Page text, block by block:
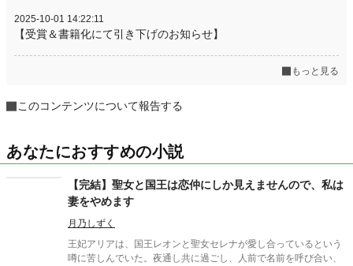
2025-10-01 14:22:11
【受賞＆書籍化にて引き下げのお知らせ】
もっと見る
このコンテンツについて報告する
あなたにおすすめの小説
【完結】聖女と国王は恋仲にしか見えませんので、私は
妻をやめます
月乃しずく
王妃アリアは、国王レオンと聖女セレナが愛し合っているという
噂に苦しんでいた。夜通し共に過ごし、人前で名前を呼び合い、